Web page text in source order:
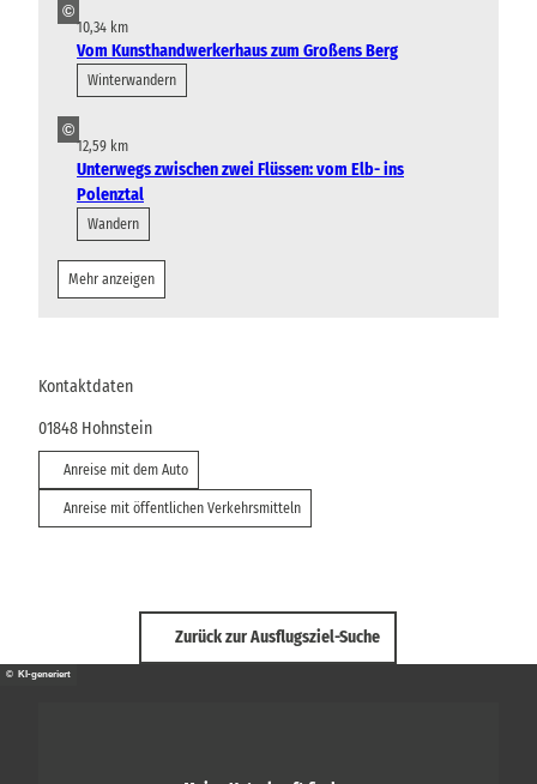
©
10,34 km
Vom Kunsthandwerkerhaus zum Großens Berg
Winterwandern
©
12,59 km
Unterwegs zwischen zwei Flüssen: vom Elb- ins
Polenztal
Wandern
Mehr anzeigen
Kontaktdaten
01848 Hohnstein
Anreise mit dem Auto
Anreise mit öffentlichen Verkehrsmitteln
Zurück zur Ausflugsziel-Suche
© KI-generiert